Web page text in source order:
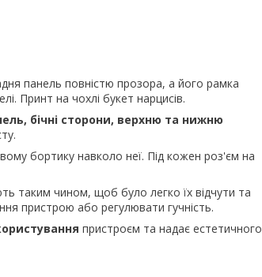
панель повністю прозора, а його рамка
Принт на чохлі букет нарцисів.
бічні сторони, верхню та нижню
бортику навколо неї. Під кожен роз'єм на
таким чином, щоб було легко їх відчути та
пристрою або регулювати гучність.
пристроєм та надає естетичного